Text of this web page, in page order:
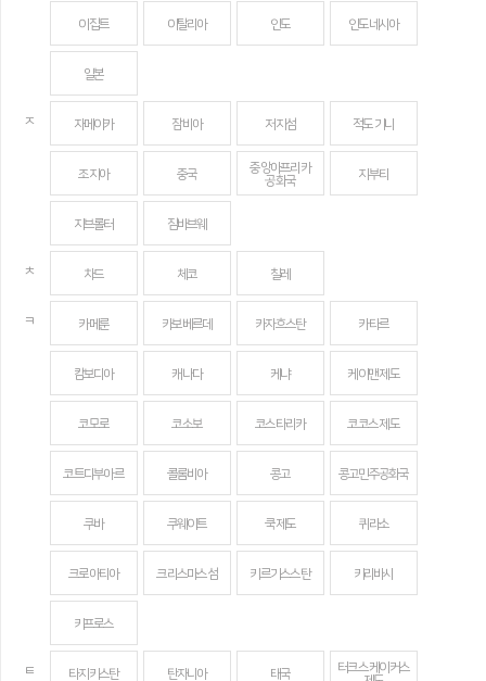
이집트 이탈리아 인도 인도네시아
일본
ㅈ 자메이카 잠비아 저지섬 적도 기니
조지아 중국
중앙아프리카
공화국
지부티
지브롤터 짐바브웨
ㅊ 차드 체코 칠레
ㅋ 카메룬 카보베르데 카자흐스탄 카타르
캄보디아 캐나다 케냐 케이맨 제도
코모로 코소보 코스타리카 코코스 제도
코트디부아르 콜롬비아 콩고 콩고민주공화국
쿠바 쿠웨이트 쿡 제도 퀴라소
크로아티아 크리스마스섬 키르기스스탄 키리바시
키프로스
ㅌ 타지키스탄 탄자니아 태국
터크스 케이커스